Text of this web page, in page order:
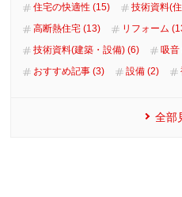
住宅の快適性 (15)
技術資料(
高断熱住宅 (13)
リフォーム
技術資料(建築・設備) (6)
吸音
おすすめ記事 (3)
設備 (2)
全部